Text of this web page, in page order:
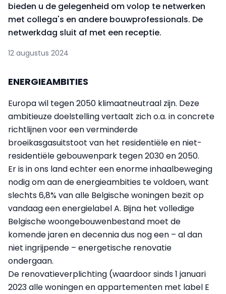
bieden u de gelegenheid om volop te netwerken
met collega's en andere bouwprofessionals. De
netwerkdag sluit af met een receptie.
12 augustus 2024
ENERGIEAMBITIES
Europa wil tegen 2050 klimaatneutraal zijn. Deze
ambitieuze doelstelling vertaalt zich o.a. in concrete
richtlijnen voor een verminderde
broeikasgasuitstoot van het residentiële en niet-
residentiële gebouwenpark tegen 2030 en 2050.
Er is in ons land echter een enorme inhaalbeweging
nodig om aan de energieambities te voldoen, want
slechts 6,8% van alle Belgische woningen bezit op
vandaag een energielabel A. Bijna het volledige
Belgische woongebouwenbestand moet de
komende jaren en decennia dus nog een – al dan
niet ingrijpende – energetische renovatie
ondergaan.
De renovatieverplichting (waardoor sinds 1 januari
2023 alle woningen en appartementen met label E